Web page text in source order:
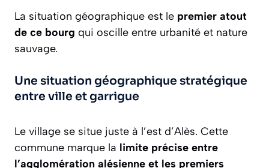
La situation géographique est le premier atout
de ce bourg qui oscille entre urbanité et nature
sauvage.
Une situation géographique stratégique
entre ville et garrigue
Le village se situe juste à l’est d’Alès. Cette
commune marque la limite précise entre
l’agglomération alésienne et les premiers